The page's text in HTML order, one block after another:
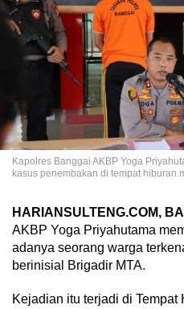
Kapolres Banggai AKBP Yoga
kasus penembakan di tempat hiburan
HARIANSULTENG.COM,
AKBP Yoga Priyahutama
adanya seorang warga
berinisial Brigadir MTA.
Kejadian itu terjadi di